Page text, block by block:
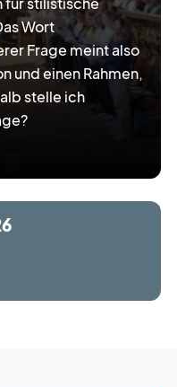
Wort
Frage meint also
und einen Rahmen,
stelle ich